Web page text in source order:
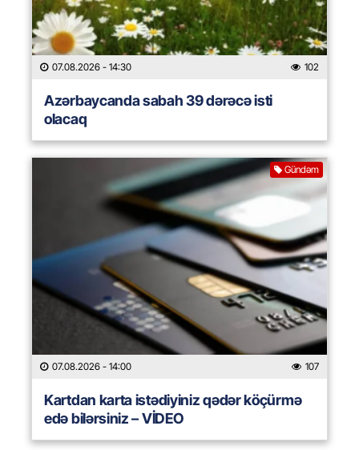
07.08.2026 - 14:30 102
Azərbaycanda sabah 39 dərəcə isti
olacaq
Gündəm
07.08.2026 - 14:00 107
Kartdan karta istədiyiniz qədər köçürmə
edə bilərsiniz – VİDEO